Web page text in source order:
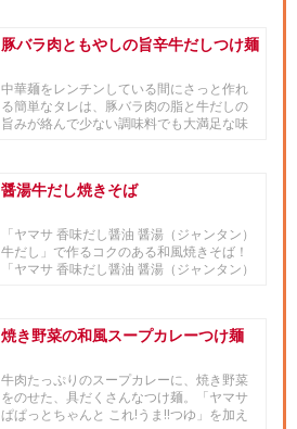
豚バラ肉ともやしの旨辛牛だしつけ麺
中華麺をレンチンしている間にさっと作れ
る簡単なタレは、豚バラ肉の脂と牛だしの
旨みが絡んで少ない調味料でも大満足な味
醤湯牛だし焼きそば
「ヤマサ 香味だし醤油 醤湯（ジャンタン）
牛だし」で作るコクのある和風焼きそば！
「ヤマサ 香味だし醤油 醤湯（ジャンタン）
焼き野菜の和風スープカレーつけ麺
牛肉たっぷりのスープカレーに、焼き野菜
をのせた、具だくさんなつけ麺。「ヤマサ
ぱぱっとちゃんと これ!うま!!つゆ」を加え